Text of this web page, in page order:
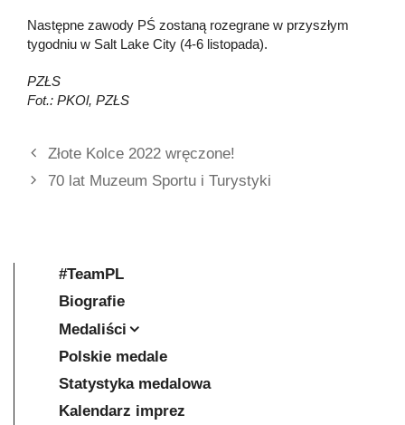
Następne zawody PŚ zostaną rozegrane w przyszłym
tygodniu w Salt Lake City (4-6 listopada).
PZŁS
Fot.: PKOl, PZŁS
Złote Kolce 2022 wręczone!
70 lat Muzeum Sportu i Turystyki
#TeamPL
Biografie
Medaliści
Polskie medale
Statystyka medalowa
Kalendarz imprez